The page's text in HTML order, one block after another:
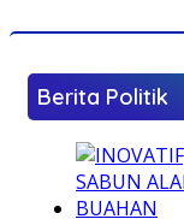
Berita Politik